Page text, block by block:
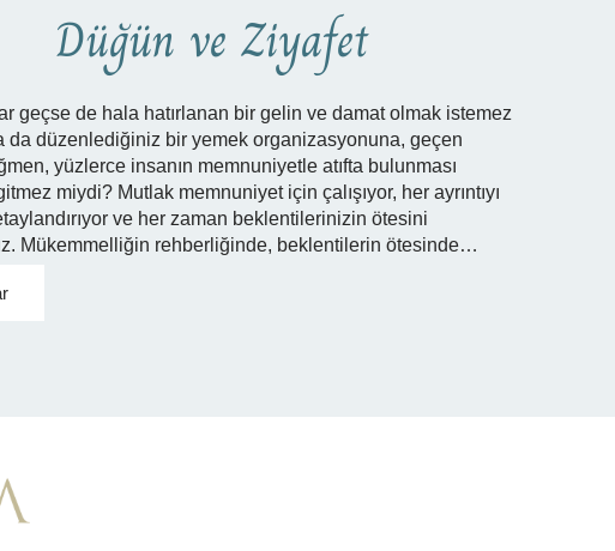
Düğün ve Ziyafet
geçse de hala hatırlanan bir gelin ve damat olmak istemez
da düzenlediğiniz bir yemek organizasyonuna, geçen
yüzlerce insanın memnuniyetle atıfta bulunması
miydi? Mutlak memnuniyet için çalışıyor, her ayrıntıyı
ve her zaman beklentilerinizin ötesini
Mükemmelliğin rehberliğinde, beklentilerin ötesinde…